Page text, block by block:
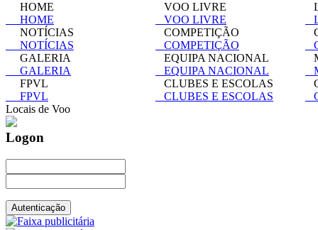
HOME
HOME
NOTÍCIAS
NOTÍCIAS
GALERIA
GALERIA
FPVL
FPVL
VOO LIVRE
VOO LIVRE
COMPETIÇÃO
COMPETIÇÃO
EQUIPA NACIONAL
EQUIPA NACIONAL
CLUBES E ESCOLAS
CLUBES E ESCOLAS
Locais de Voo
Logon